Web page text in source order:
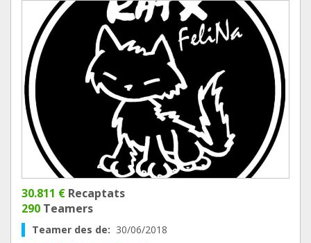
30.811 € Recaptats
290 Teamers
Teamer des de: 30/06/2018